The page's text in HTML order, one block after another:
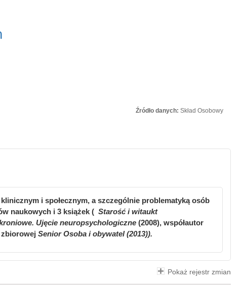
Źródło danych: Skład Osobowy
i społecznym, a szczególnie problematyką osób
naukowych i 3 książek ( Starość i witaukt
Ujęcie neuropsychologiczne (2008), współautor
Senior Osoba i obywatel (2013)).
Pokaż rejestr zmian